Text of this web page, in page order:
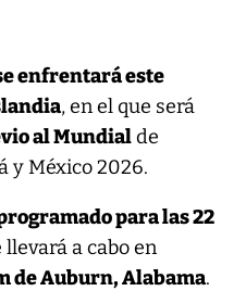
enfrentará este
, en el que será
al Mundialde
y México 2026.
para las 22
llevará a cabo en
de Auburn, Alabama.